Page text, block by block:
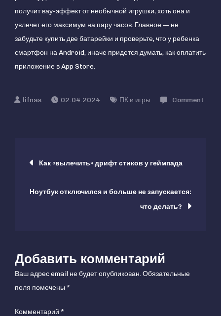
получит вау-эффект от необычной игрушки, хоть она и
увлечет его максимум на пару часов. Главное — не
забудьте купить две батарейки и проверьте, что у ребенка
смартфон на Android, иначе придется думать, как оплатить
приложение в App Store.
02.04.2024 ПК и игры
Comment
пистолета
работает?
Навигация
по
Как «вылечить» дрифт стиков у геймпада
Ноутбук отключился и больше не запускается:
что делать?
Добавить комментарий
Ваш адрес email не будет опубликован.Обязательные
поля помечены *
Комментарий *